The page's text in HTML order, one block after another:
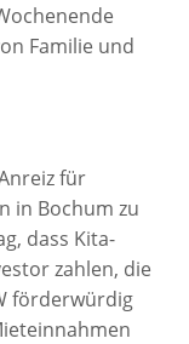
Familie und
für
in Bochum zu
dass Kita-
zahlen, die
förderwürdig